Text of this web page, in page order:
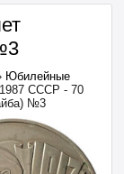
Юбилейные
СССР - 70
№3